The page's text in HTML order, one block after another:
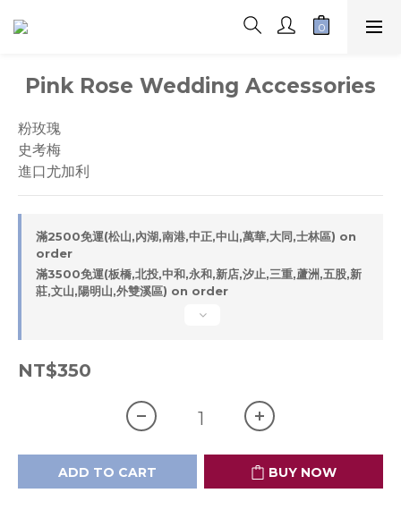
Pink Rose Wedding Accessories
粉玫瑰
史考梅
進口尤加利
滿2500免運(松山,內湖,南港,中正,中山,萬華,大同,士林區) on
order
滿3500免運(板橋,北投,中和,永和,新店,汐止,三重,蘆洲,五股,新
莊,文山,陽明山,外雙溪區) on order
NT$350
ADD TO CART BUY NOW